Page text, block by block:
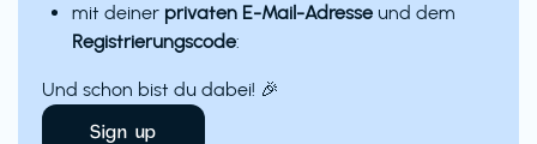
mit deiner privaten E-Mail-Adresse und dem
Registrierungscode:
Und schon bist du dabei! 🎉
Sign up